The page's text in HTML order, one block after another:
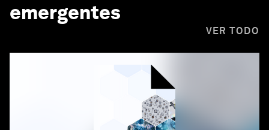
emergentes
VER TODO